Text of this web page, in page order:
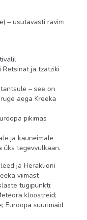
– usutavasti ravim
Retsinat ja tzatziki
– see on
aega Kreeka
pikimas
ja kauneimale
üks tegevvulkaan.
ja Heraklioni
viimast
tugipunkti;
kloostreid;
Euroopa suurimaid